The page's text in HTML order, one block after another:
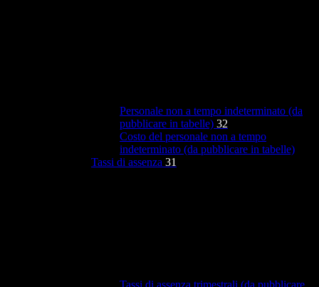
Personale non a tempo indeterminato (da
pubblicare in tabelle) 32
Costo del personale non a tempo
indeterminato (da pubblicare in tabelle)
Tassi di assenza 31